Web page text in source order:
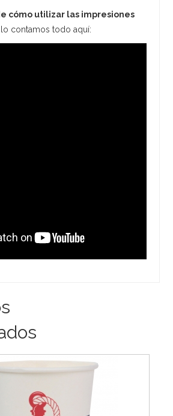
cómo utilizar las impresiones
lo contamos todo aquí: